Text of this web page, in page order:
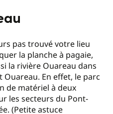
pas trouvé votre lieu
la planche à pagaie,
la rivière Ouareau dans
En effet, le parc
de matériel à deux
les secteurs du Pont-
(Petite astuce